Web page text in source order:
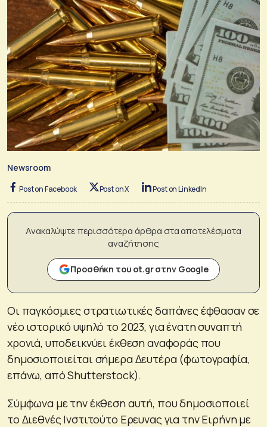
Newsroom
Post on Facebook Post on X Post on LinkedIn
Ανακαλύψτε περισσότερα άρθρα στα αποτελέσματα
αναζήτησης
Προσθήκη του ot.gr στην Google
Οι παγκόσμιες στρατιωτικές δαπάνες έφθασαν σε
νέο ιστορικό υψηλό το 2023, για ένατη συναπτή
χρονιά, υποδεικνύει έκθεση αναφοράς που
δημοσιοποιείται σήμερα Δευτέρα (φωτογραφία,
επάνω, από Shutterstock).
Σύμφωνα με την έκθεση αυτή, που δημοσιοποιεί
το Διεθνές Ινστιτούτο Ερευνας για την Ειρήνη με